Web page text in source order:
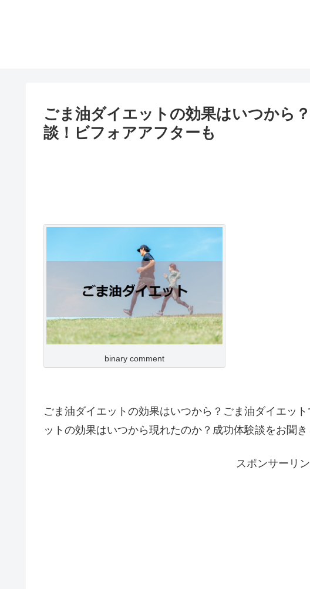
ごま油ダイエットの効果はいつから
談！ビフォアアフターも
binary comment
ごま油ダイエットの効果はいつから？ごま油ダイエッ
ットの効果はいつから現れたのか？成功体験談をお聞き
スポンサーリ